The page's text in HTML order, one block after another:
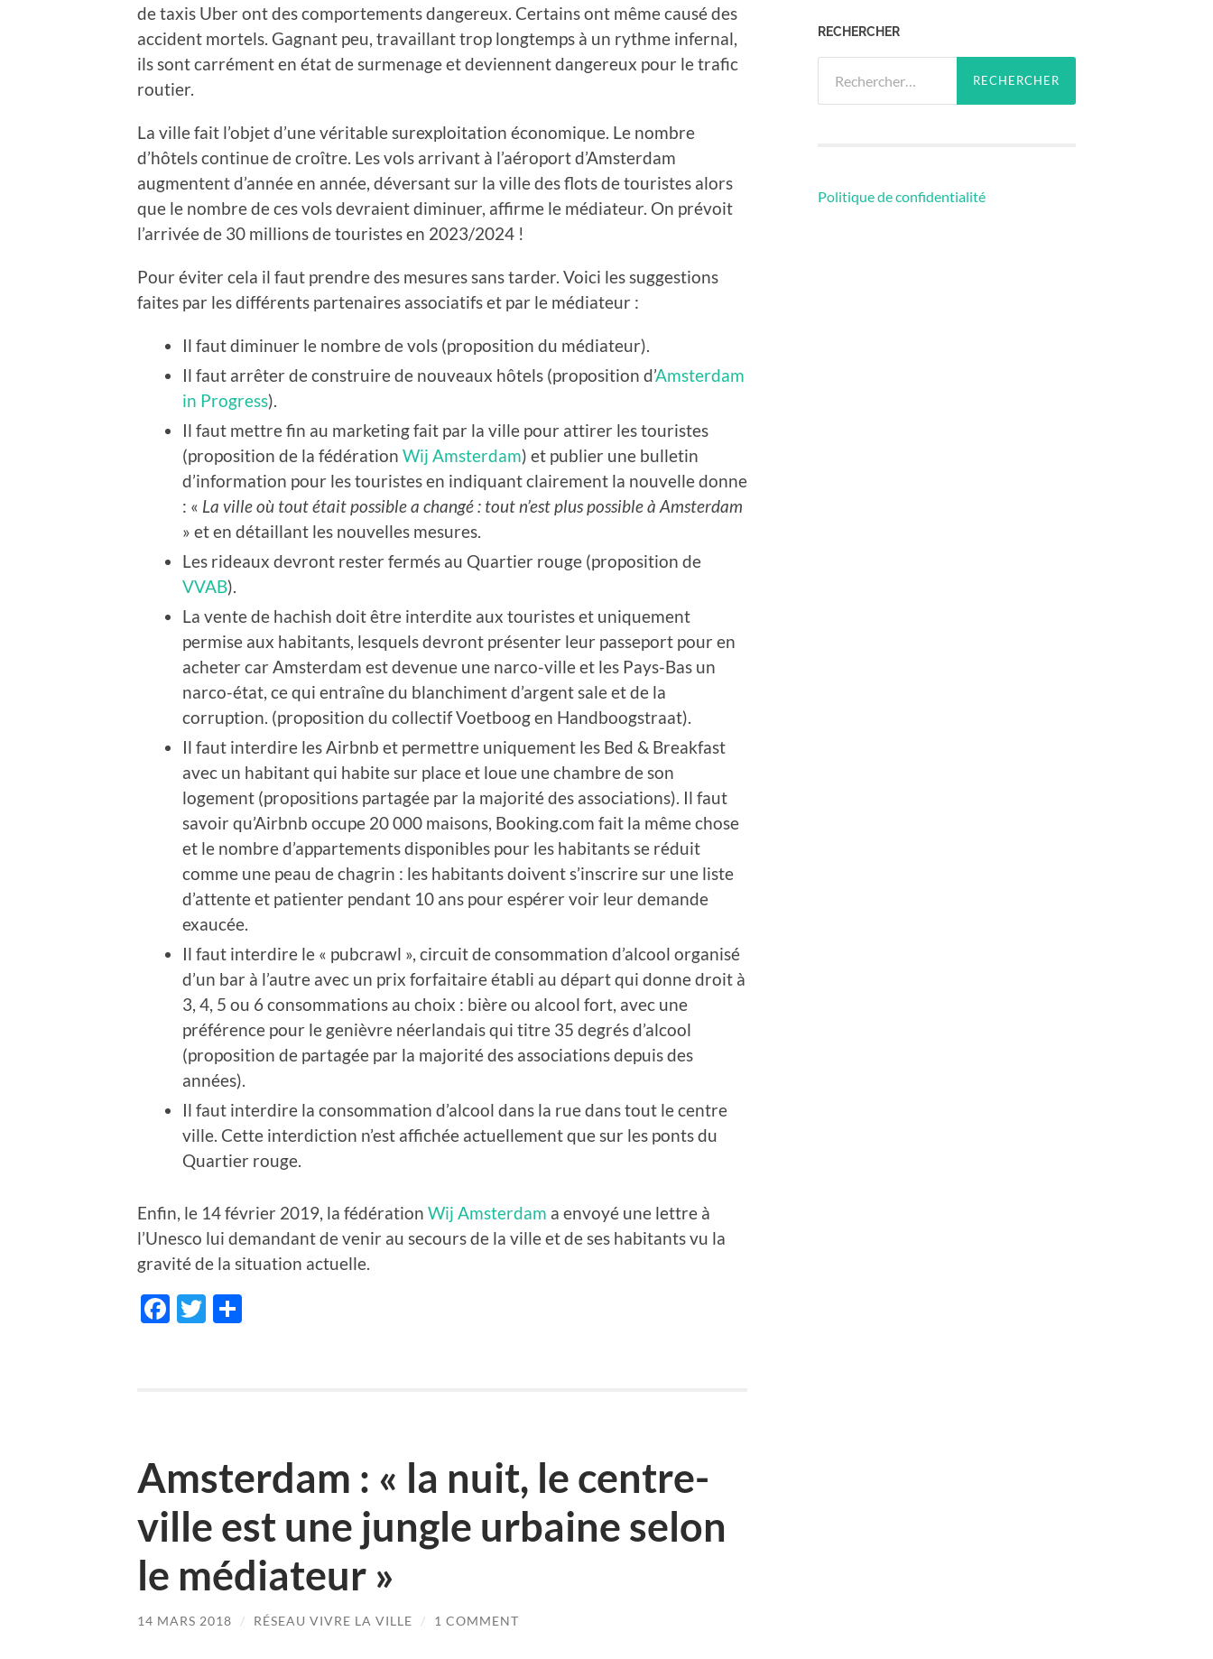
de taxis Uber ont des comportements dangereux. Certains ont même causé des
accident mortels. Gagnant peu, travaillant trop longtemps à un rythme infernal,
ils sont carrément en état de surmenage et deviennent dangereux pour le trafic
routier.
La ville fait l’objet d’une véritable surexploitation économique. Le nombre
d’hôtels continue de croître. Les vols arrivant à l’aéroport d’Amsterdam
augmentent d’année en année, déversant sur la ville des flots de touristes alors
que le nombre de ces vols devraient diminuer, affirme le médiateur. On prévoit
l’arrivée de 30 millions de touristes en 2023/2024 !
Pour éviter cela il faut prendre des mesures sans tarder. Voici les suggestions
faites par les différents partenaires associatifs et par le médiateur :
Il faut diminuer le nombre de vols (proposition du médiateur).
Il faut arrêter de construire de nouveaux hôtels (proposition d’Amsterdam
in Progress).
Il faut mettre fin au marketing fait par la ville pour attirer les touristes
(proposition de la fédération Wij Amsterdam) et publier une bulletin
d’information pour les touristes en indiquant clairement la nouvelle donne
: « La ville où tout était possible a changé : tout n’est plus possible à Amsterdam
» et en détaillant les nouvelles mesures.
Les rideaux devront rester fermés au Quartier rouge (proposition de
VVAB).
La vente de hachish doit être interdite aux touristes et uniquement
permise aux habitants, lesquels devront présenter leur passeport pour en
acheter car Amsterdam est devenue une narco-ville et les Pays-Bas un
narco-état, ce qui entraîne du blanchiment d’argent sale et de la
corruption. (proposition du collectif Voetboog en Handboogstraat).
Il faut interdire les Airbnb et permettre uniquement les Bed & Breakfast
avec un habitant qui habite sur place et loue une chambre de son
logement (propositions partagée par la majorité des associations). Il faut
savoir qu’Airbnb occupe 20 000 maisons, Booking.com fait la même chose
et le nombre d’appartements disponibles pour les habitants se réduit
comme une peau de chagrin : les habitants doivent s’inscrire sur une liste
d’attente et patienter pendant 10 ans pour espérer voir leur demande
exaucée.
Il faut interdire le « pubcrawl », circuit de consommation d’alcool organisé
d’un bar à l’autre avec un prix forfaitaire établi au départ qui donne droit à
3, 4, 5 ou 6 consommations au choix : bière ou alcool fort, avec une
préférence pour le genièvre néerlandais qui titre 35 degrés d’alcool
(proposition de partagée par la majorité des associations depuis des
années).
Il faut interdire la consommation d’alcool dans la rue dans tout le centre
ville. Cette interdiction n’est affichée actuellement que sur les ponts du
Quartier rouge.
Enfin, le 14 février 2019, la fédération Wij Amsterdam a envoyé une lettre à
l’Unesco lui demandant de venir au secours de la ville et de ses habitants vu la
gravité de la situation actuelle.
Facebook
Twitter
Amsterdam : « la nuit, le centre-
ville est une jungle urbaine selon
le médiateur »
14 MARS 2018 / RÉSEAU VIVRE LA VILLE / 1 COMMENT
RECHERCHER
Politique de confidentialité